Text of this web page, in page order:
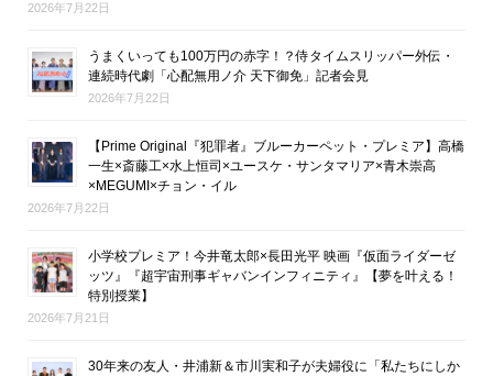
2026年7月22日
うまくいっても100万円の赤字！？侍タイムスリッパー外伝・
連続時代劇「心配無用ノ介 天下御免」記者会見
2026年7月22日
【Prime Original『犯罪者』ブルーカーペット・プレミア】高橋
一生×斎藤工×水上恒司×ユースケ・サンタマリア×青木崇高
×MEGUMI×チョン・イル
2026年7月22日
小学校プレミア！今井竜太郎×長田光平 映画『仮面ライダーゼ
ッツ』『超宇宙刑事ギャバンインフィニティ』【夢を叶える！
特別授業】
2026年7月21日
30年来の友人・井浦新＆市川実和子が夫婦役に「私たちにしか